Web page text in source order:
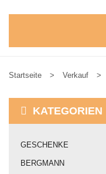
Startseite > Verkauf >
KATEGORIEN
GESCHENKE
BERGMANN